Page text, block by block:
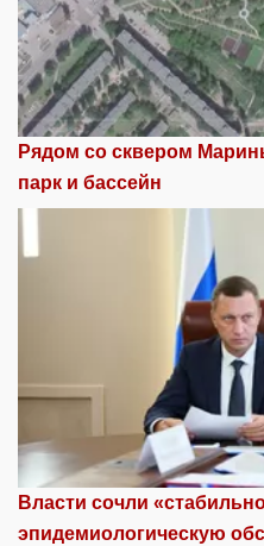
Рядом со сквером
парк и бассейн
Власти сочли
эпидемиологическую